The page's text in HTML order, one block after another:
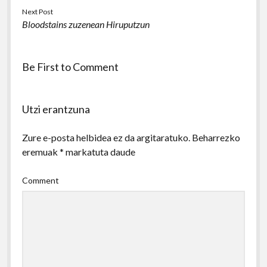
Next Post
Bloodstains zuzenean Hiruputzun
Be First to Comment
Utzi erantzuna
Zure e-posta helbidea ez da argitaratuko. Beharrezko
eremuak * markatuta daude
Comment